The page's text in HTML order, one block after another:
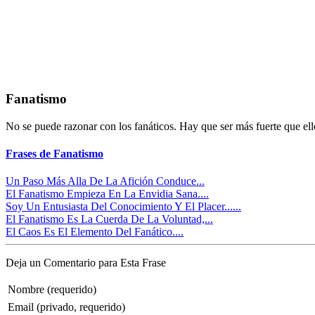
Fanatismo
No se puede razonar con los fanáticos. Hay que ser más fuerte que
Frases de Fanatismo
Un Paso Más Alla De La Afición Conduce...
El Fanatismo Empieza En La Envidia Sana....
Soy Un Entusiasta Del Conocimiento Y El Placer......
El Fanatismo Es La Cuerda De La Voluntad,...
El Caos Es El Elemento Del Fanático....
Deja un Comentario para Esta Frase
Nombre (requerido)
Email (privado, requerido)